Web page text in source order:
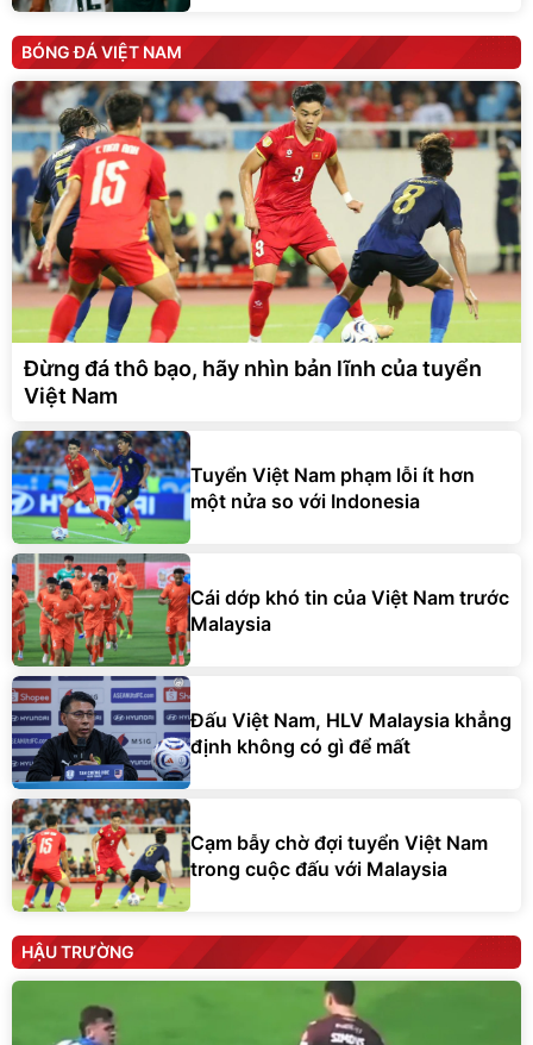
BÓNG ĐÁ VIỆT NAM
Đừng đá thô bạo, hãy nhìn bản lĩnh của tuyển
Việt Nam
Tuyển Việt Nam phạm lỗi ít hơn
một nửa so với Indonesia
Cái dớp khó tin của Việt Nam trước
Malaysia
Đấu Việt Nam, HLV Malaysia khẳng
định không có gì để mất
Cạm bẫy chờ đợi tuyển Việt Nam
trong cuộc đấu với Malaysia
HẬU TRƯỜNG